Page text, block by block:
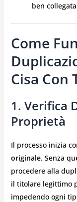
ben
Come
Cisa Con
1. Verifica
Proprietà
Il processo inizia
originale. Senza
procedere alla
il titolare legittimo
impedendo ogni